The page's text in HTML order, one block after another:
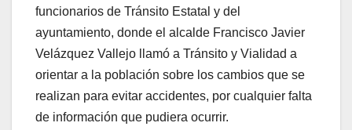
funcionarios de Tránsito Estatal y del
ayuntamiento, donde el alcalde Francisco Javier
Velázquez Vallejo llamó a Tránsito y Vialidad a
orientar a la población sobre los cambios que se
realizan para evitar accidentes, por cualquier falta
de información que pudiera ocurrir.